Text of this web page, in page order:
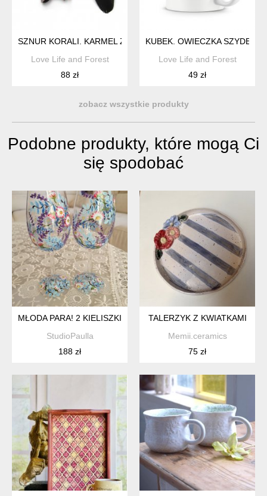
SZNUR KORALI. KARMEL Z MIODEM W STYLU BOHO
Love Life and Forest
88 zł
KUBEK. OWIECZKA
Love Life and Forest
49 zł
zobacz wszystkie produkty
Podobne produkty, które mogą Ci
się spodobać
MŁODA PARA! 2 KIELISZKI DO WINA 280 ML.
StudioPaulla
188 zł
TALERZYK Z KWIATKAMI
Memii.ceramics
75 zł